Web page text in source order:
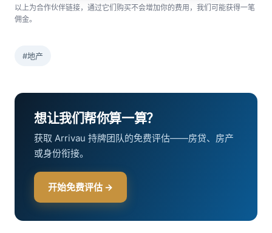
以上为合作伙伴链接，通过它们购买不会增加你的费用，我们可能获得一笔
佣金。
#地产
想让我们帮你算一算？
获取 Arrivau 持牌团队的免费评估——房贷、房产
或身份衔接。
开始免费评估 →